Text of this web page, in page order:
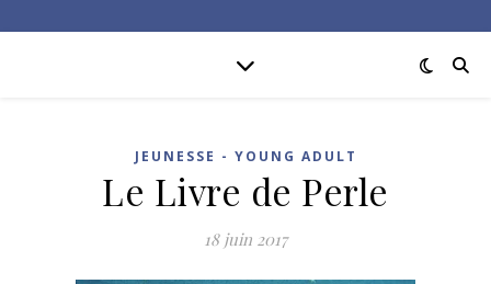
JEUNESSE - YOUNG ADULT
Le Livre de Perle
18 juin 2017